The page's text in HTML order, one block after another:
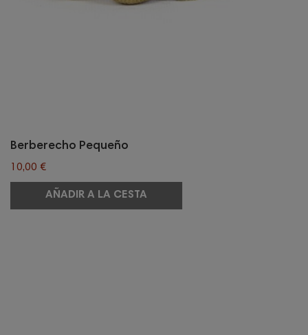
Berberecho Pequeño
10,00 €
AÑADIR A LA CESTA